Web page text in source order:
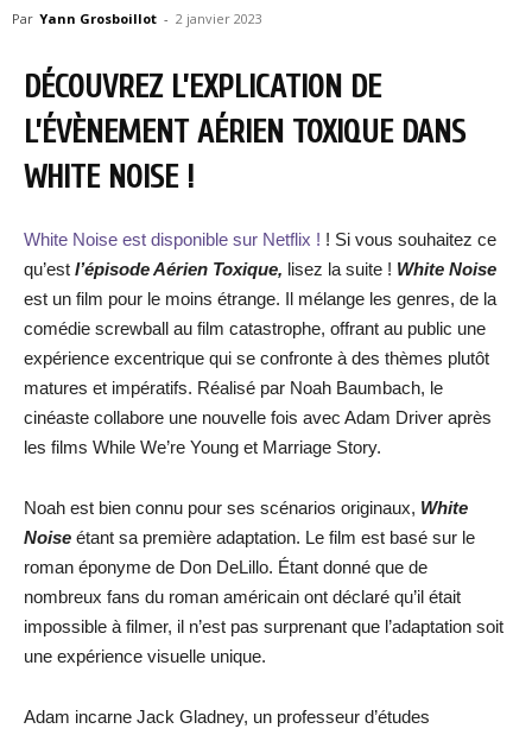
Par Yann Grosboillot - 2 janvier 2023
DÉCOUVREZ L’EXPLICATION DE
L’ÉVÈNEMENT AÉRIEN TOXIQUE DANS
WHITE NOISE !
White Noise est disponible sur Netflix ! ! Si vous souhaitez ce
qu’est l’épisode Aérien Toxique, lisez la suite ! White Noise
est un film pour le moins étrange. Il mélange les genres, de la
comédie screwball au film catastrophe, offrant au public une
expérience excentrique qui se confronte à des thèmes plutôt
matures et impératifs. Réalisé par Noah Baumbach, le
cinéaste collabore une nouvelle fois avec Adam Driver après
les films While We’re Young et Marriage Story.
Noah est bien connu pour ses scénarios originaux, White
Noise étant sa première adaptation. Le film est basé sur le
roman éponyme de Don DeLillo. Étant donné que de
nombreux fans du roman américain ont déclaré qu’il était
impossible à filmer, il n’est pas surprenant que l’adaptation soit
une expérience visuelle unique.
Adam incarne Jack Gladney, un professeur d’études